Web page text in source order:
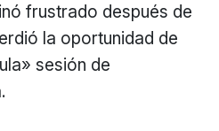
frustrado después de
la oportunidad de
sesión de